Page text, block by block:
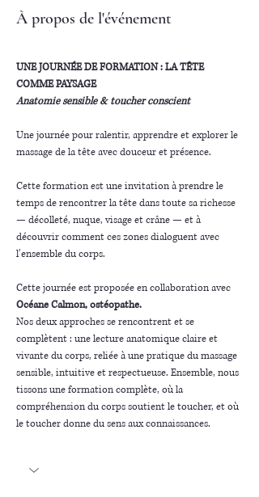
À propos de l'événement
UNE JOURNÉE DE FORMATION : LA TÊTE
COMME PAYSAGE
Anatomie sensible & toucher conscient
Une journée pour ralentir, apprendre et explorer le
massage de la tête avec douceur et présence.
Cette formation est une invitation à prendre le
temps de rencontrer la tête dans toute sa richesse
— décolleté, nuque, visage et crâne — et à
découvrir comment ces zones dialoguent avec
l’ensemble du corps.
Cette journée est proposée en collaboration avec
Océane Calmon, ostéopathe.
Nos deux approches se rencontrent et se
complètent : une lecture anatomique claire et
vivante du corps, reliée à une pratique du massage
sensible, intuitive et respectueuse. Ensemble, nous
tissons une formation complète, où la
compréhension du corps soutient le toucher, et où
le toucher donne du sens aux connaissances.